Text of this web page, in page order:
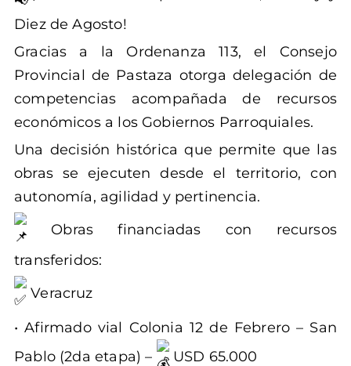
Diez de Agosto!
Gracias a la Ordenanza 113, el Consejo
Provincial de Pastaza otorga delegación de
competencias acompañada de recursos
económicos a los Gobiernos Parroquiales.
Una decisión histórica que permite que las
obras se ejecuten desde el territorio, con
autonomía, agilidad y pertinencia.
Obras financiadas con recursos
transferidos:
Veracruz
• Afirmado vial Colonia 12 de Febrero – San
Pablo (2da etapa) –
USD 65.000